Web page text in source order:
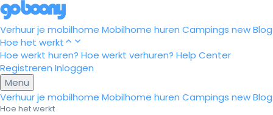
Verhuur je mobilhome Mobilhome huren Campings newBlog
Hoe het werkt
Hoe werkt huren? Hoe werkt verhuren? Help Center
Registreren Inloggen
Menu
Verhuur je mobilhome Mobilhome huren Campings newBlog
Hoe het werkt